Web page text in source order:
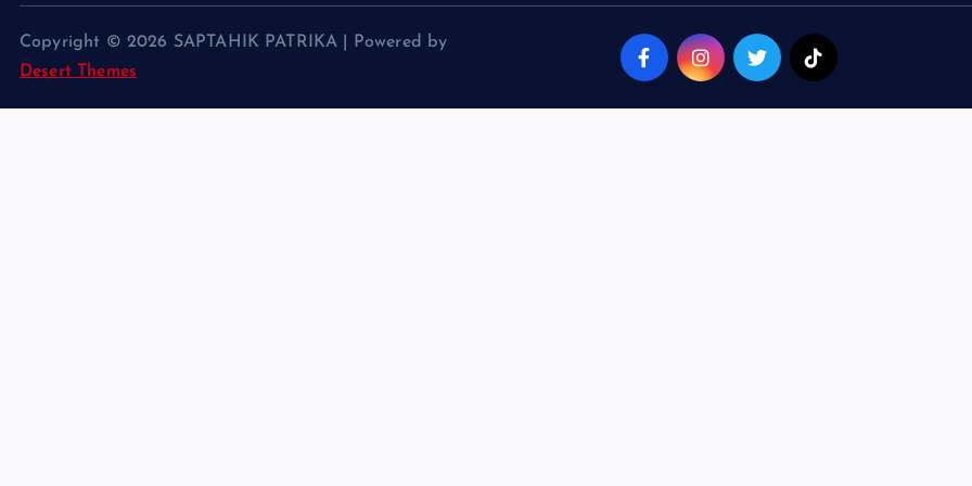
Copyright © 2026 SAPTAHIK PATRIKA | Powered by
Desert Themes